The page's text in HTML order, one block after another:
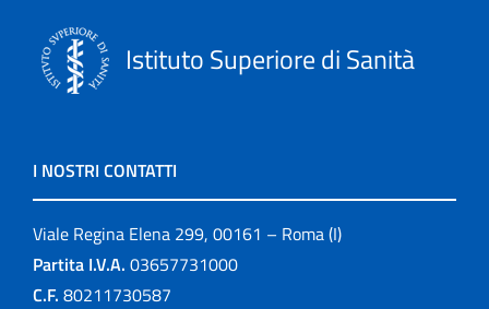
Istituto Superiore di Sanità
I NOSTRI CONTATTI
Viale Regina Elena 299, 00161 – Roma (I)
Partita I.V.A. 03657731000
C.F. 80211730587